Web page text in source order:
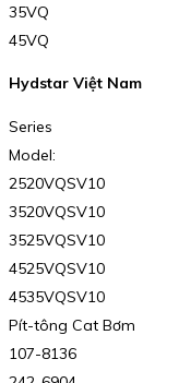
35VQ
45VQ
Hydstar Việt Nam
Series
Model:
2520VQSV10
3520VQSV10
3525VQSV10
4525VQSV10
4535VQSV10
Pít-tông Cat Bơm
107-8136